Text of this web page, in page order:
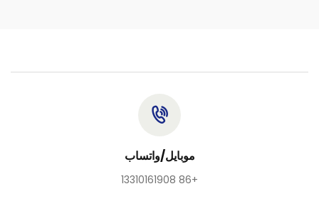
موبايل/واتساب
+86 13310161908